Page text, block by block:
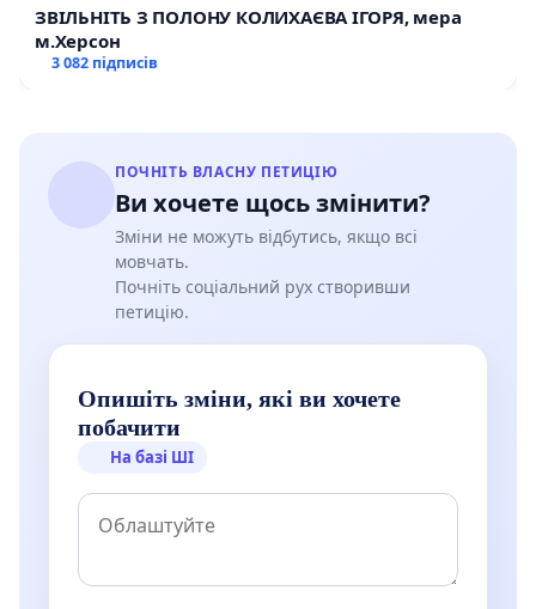
ЗВІЛЬНІТЬ З ПОЛОНУ КОЛИХАЄВА ІГОРЯ, мера
м.Херсон
3 082 підписів
ПОЧНІТЬ ВЛАСНУ ПЕТИЦІЮ
Ви хочете щось змінити?
Зміни не можуть відбутись, якщо всі
мовчать.
Почніть соціальний рух створивши
петицію.
Опишіть зміни, які ви хочете
побачити
На базі ШІ